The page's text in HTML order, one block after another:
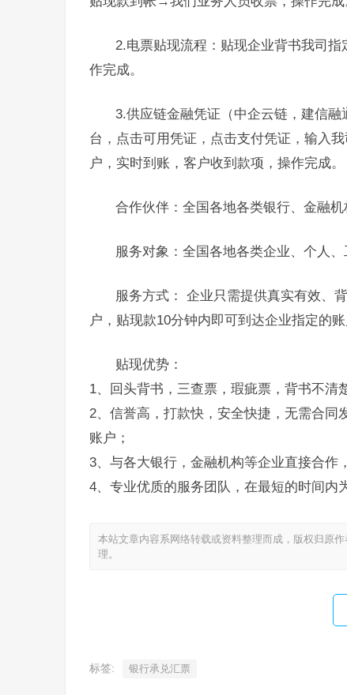
2.电票贴现流程：贴现企业背书我司
作完成。
3.供应链金融凭证（中企云链，建信
台，点击可用凭证，点击支付凭证，输入
户，实时到账，客户收到款项，操作完成。
合作伙伴：全国各地各类银行、金融机
服务对象：全国各地各类企业、个人、
服务方式： 企业只需提供真实有效、
户，贴现款10分钟内即可到达企业指定的账
贴现优势：
1、回头背书，三查票，瑕疵票，背书不清
2、信誉高，打款快，安全快捷，无需合同
账户；
3、与各大银行，金融机构等企业直接合作
4、专业优质的服务团队，在最短的时间内
本站文章内容系网络转载或资料整理而成，版权归原
理。
标签: 银行承兑汇票